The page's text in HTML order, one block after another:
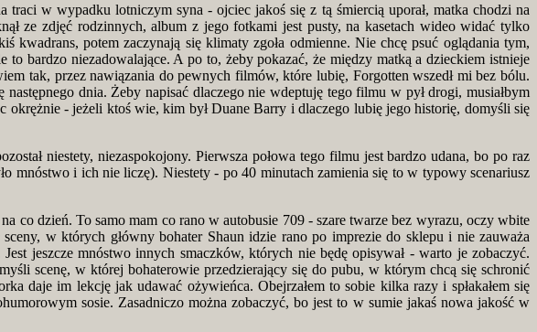
w wypadku lotniczym syna - ojciec jakoś się z tą śmiercią uporał, matka chodzi na
ze zdjęć rodzinnych, album z jego fotkami jest pusty, na kasetach wideo widać tylko
potem zaczynają się klimaty zgoła odmienne. Nie chcę psuć oglądania tym,
bardzo niezadowalające. A po to, żeby pokazać, że między matką a dzieckiem istnieje
tak, przez nawiązania do pewnych filmów, które lubię, Forgotten wszedł mi bez bólu.
dnia. Żeby napisać dlaczego nie wdeptuję tego filmu w pył drogi, musiałbym
okrężnie - jeżeli ktoś wie, kim był Duane Barry i dlaczego lubię jego historię, domyśli się
niestety, niezaspokojony. Pierwsza połowa tego filmu jest bardzo udana, bo po raz
mnóstwo i ich nie liczę). Niestety - po 40 minutach zamienia się to w typowy scenariusz
co dzień. To samo mam co rano w autobusie 709 - szare twarze bez wyrazu, oczy wbite
w których główny bohater Shaun idzie rano po imprezie do sklepu i nie zauważa
jeszcze mnóstwo innych smaczków, których nie będę opisywał - warto je zobaczyć.
scenę, w której bohaterowie przedzierający się do pubu, w którym chcą się schronić
daje im lekcję jak udawać ożywieńca. Obejrzałem to sobie kilka razy i spłakałem się
sosie. Zasadniczo można zobaczyć, bo jest to w sumie jakaś nowa jakość w